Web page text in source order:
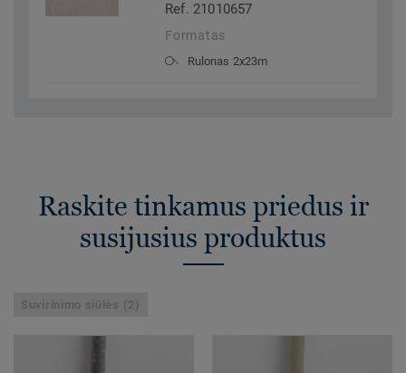
Ref. 21010657
Formatas
Rulonas 2x23m
Raskite tinkamus priedus ir
susijusius produktus
Suvirinimo siūlės (2)